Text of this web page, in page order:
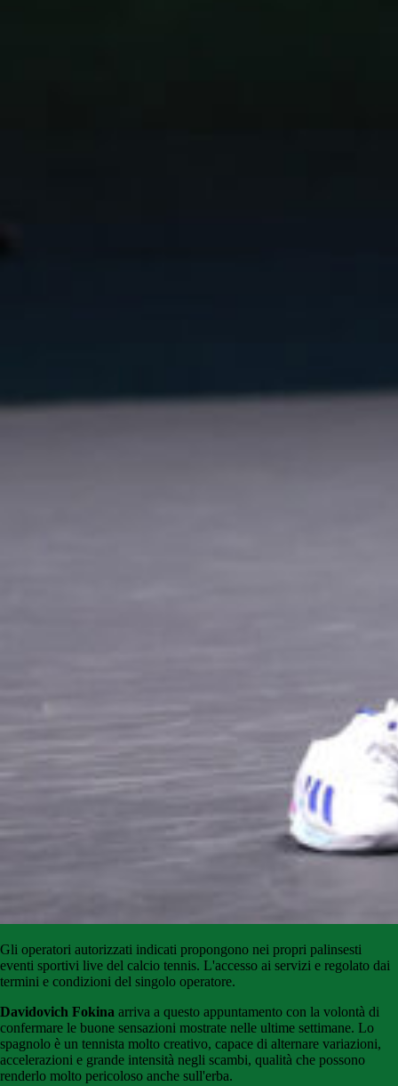
Gli operatori autorizzati indicati propongono nei propri palinsesti
eventi sportivi live del calcio tennis. L'accesso ai servizi e regolato dai
termini e condizioni del singolo operatore.
Davidovich Fokina arriva a questo appuntamento con la volontà di
confermare le buone sensazioni mostrate nelle ultime settimane. Lo
spagnolo è un tennista molto creativo, capace di alternare variazioni,
accelerazioni e grande intensità negli scambi, qualità che possono
renderlo molto pericoloso anche sull'erba.